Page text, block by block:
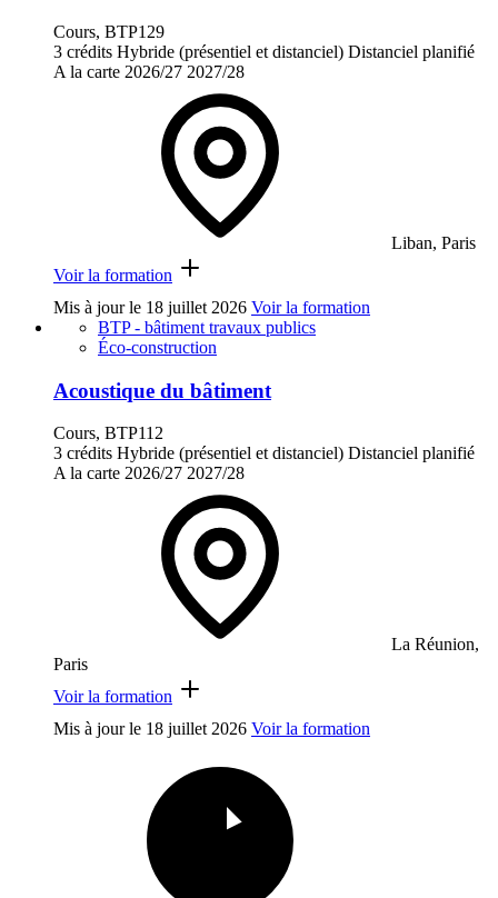
Cours, BTP129
3 crédits Hybride (présentiel et distanciel) Distanciel planifié
A la carte 2026/27 2027/28
Liban, Paris
Voir la formation
Mis à jour le 18 juillet 2026 Voir la formation
BTP - bâtiment travaux publics
Éco-construction
Acoustique du bâtiment
Cours, BTP112
3 crédits Hybride (présentiel et distanciel) Distanciel planifié
A la carte 2026/27 2027/28
La Réunion,
Paris
Voir la formation
Mis à jour le 18 juillet 2026 Voir la formation